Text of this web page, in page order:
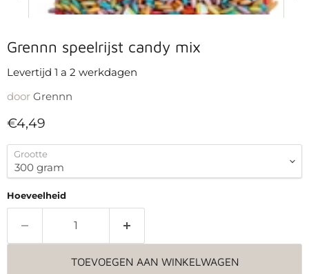
Grennn speelrijst candy mix
Levertijd 1 a 2 werkdagen
door Grennn
Huidige prijs
€4,49
Grootte
Hoeveelheid
TOEVOEGEN AAN WINKELWAGEN